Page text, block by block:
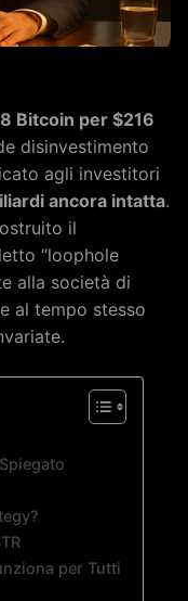
Bitcoin per $216
disinvestimento
agli investitori
ancora intatta.
il
“loophole
alla società di
al tempo stesso
per Tutti